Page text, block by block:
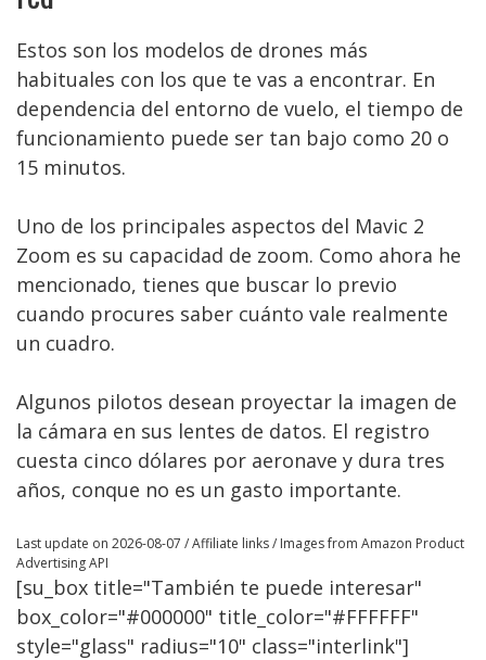
Estos son los modelos de drones más
habituales con los que te vas a encontrar. En
dependencia del entorno de vuelo, el tiempo de
funcionamiento puede ser tan bajo como 20 o
15 minutos.
Uno de los principales aspectos del Mavic 2
Zoom es su capacidad de zoom. Como ahora he
mencionado, tienes que buscar lo previo
cuando procures saber cuánto vale realmente
un cuadro.
Algunos pilotos desean proyectar la imagen de
la cámara en sus lentes de datos. El registro
cuesta cinco dólares por aeronave y dura tres
años, conque no es un gasto importante.
Last update on 2026-08-07 / Affiliate links / Images from Amazon Product
Advertising API
[su_box title="También te puede interesar"
box_color="#000000" title_color="#FFFFFF"
style="glass" radius="10" class="interlink"]